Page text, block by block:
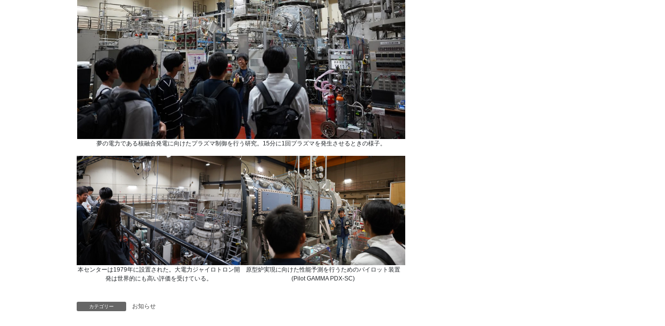
夢の電力である核融合発電に向けたプラズマ制御を行う研究。15分に1回プラズマを発生させるときの様子。
本センターは1979年に設置された。大電力ジャイロトロン開
発は世界的にも高い評価を受けている。
原型炉実現に向けた性能予測を行うためのパイロット装置
(Pilot GAMMA PDX-SC)
カテゴリー お知らせ